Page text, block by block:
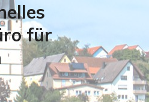
für